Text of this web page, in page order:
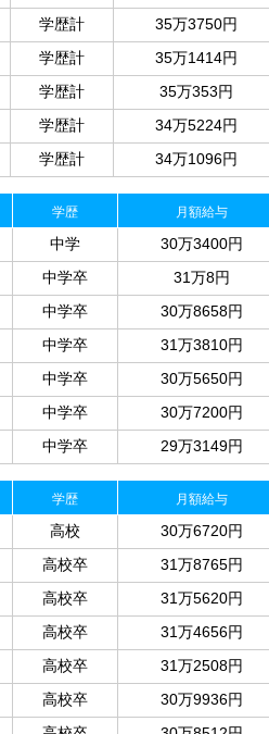
学歴計 35万3750円
学歴計 35万1414円
学歴計 35万353円
学歴計 34万5224円
学歴計 34万1096円
学歴 月額給与
中学 30万3400円
中学卒 31万8円
中学卒 30万8658円
中学卒 31万3810円
中学卒 30万5650円
中学卒 30万7200円
中学卒 29万3149円
学歴 月額給与
高校 30万6720円
高校卒 31万8765円
高校卒 31万5620円
高校卒 31万4656円
高校卒 31万2508円
高校卒 30万9936円